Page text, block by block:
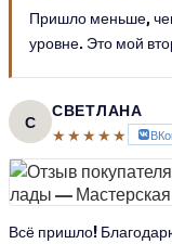
Пришло меньше,
уровне. Это мой
С
СВЕТЛАНА
★★★★★
Всё пришло!